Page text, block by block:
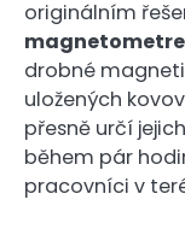
originálním
drobné
uložených
přesně určí
během pár
pracovníci v